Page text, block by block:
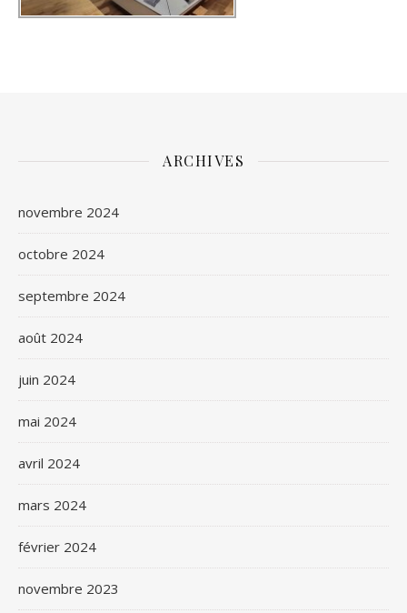
ARCHIVES
novembre 2024
octobre 2024
septembre 2024
août 2024
juin 2024
mai 2024
avril 2024
mars 2024
février 2024
novembre 2023